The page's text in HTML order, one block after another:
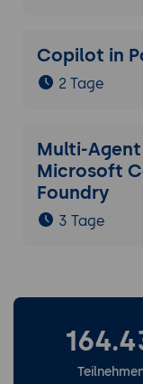
Copilot in
2 Tage
Multi-
Microsoft
Foundry
3 Tage